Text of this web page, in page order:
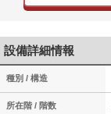
設備詳細情報
種別 / 構造
所在階 / 階数